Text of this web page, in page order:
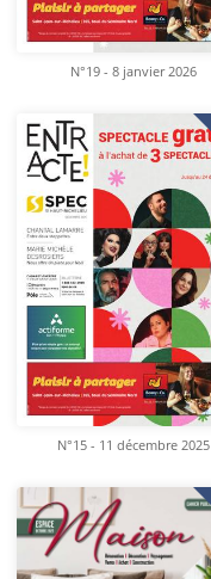
N°19 - 8 janvier 2026
N°15 - 11 décembre 2025